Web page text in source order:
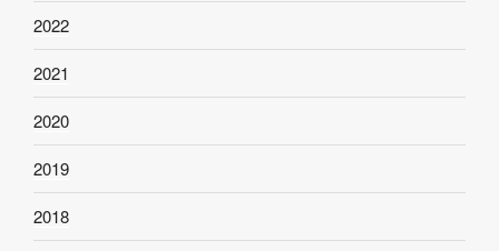
2022
2021
2020
2019
2018